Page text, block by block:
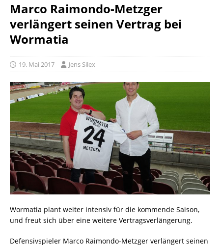
Marco Raimondo-Metzger
verlängert seinen Vertrag bei
Wormatia
19. Mai 2017 Jens Silex
Wormatia plant weiter intensiv für die kommende Saison,
und freut sich über eine weitere Vertragsverlängerung.
Defensivspieler Marco Raimondo-Metzger verlängert seinen